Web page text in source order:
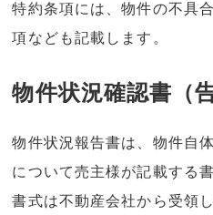
特約条項には、物件の不具
項なども記載します。
物件状況確認書（
物件状況報告書は、物件自
について売主様が記載する書
書式は不動産会社から受領し